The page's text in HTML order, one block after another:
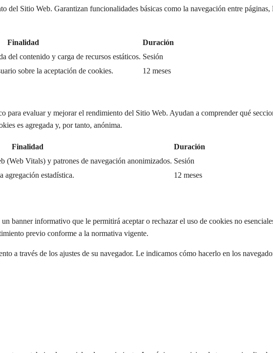
del Sitio Web. Garantizan funcionalidades básicas como la navegación entre
Finalidad
Duración
del contenido y carga de recursos estáticos. Sesión
sobre la aceptación de cookies. 12 meses
para evaluar y mejorar el rendimiento del Sitio Web. Ayudan a comprender qué
es agregada y, por tanto, anónima.
Finalidad
Duración
(Web Vitals) y patrones de navegación anonimizados. Sesión
agregación estadística. 12 meses
banner informativo que le permitirá aceptar o rechazar el uso de cookies no
previo conforme a la normativa vigente.
a través de los ajustes de su navegador. Le indicamos cómo hacerlo en los